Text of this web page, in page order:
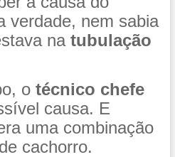
verdade, nem sabia
na tubulação
o técnico chefe
causa. E
uma combinação
cachorro.